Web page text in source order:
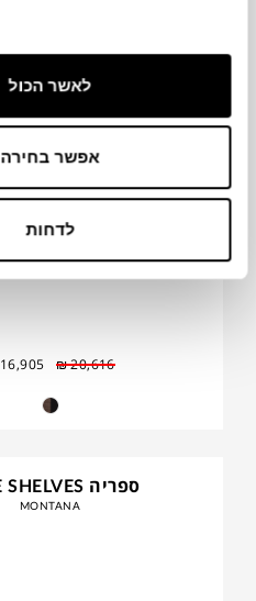
לאשר הכול
אפשר בחירה
לדחות
GERVASONI
₪20,616
16,905
ספריה FREE SHELVES
MONTANA